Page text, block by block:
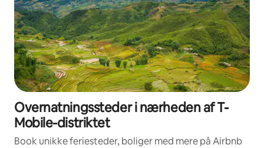
Overnatningssteder i nærheden af T-
Mobile-distriktet
Book unikke feriesteder, boliger med mere på Airbnb